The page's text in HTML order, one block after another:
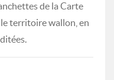
de la Carte
territoire wallon, en